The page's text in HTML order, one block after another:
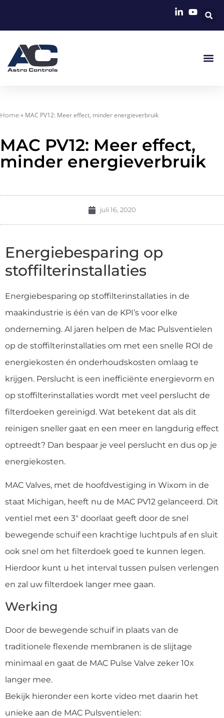
Home » MAC PV12: Meer effect, minder energieverbruik
MAC PV12: Meer effect,
minder energieverbruik
juli 16, 2020
Energiebesparing op
stoffilterinstallaties
Energiebesparing op stoffilterinstallaties in de
maakindustrie is één van de KPI’s voor elke
onderneming. Al jaren helpen de Mac Pulsventielen
op de stoffilterinstallaties om met een snelle ROI de
energiekosten én onderhoudskosten omlaag te
krijgen. Perslucht is een inefficiënte energievorm en
op stoffilterinstallaties wordt met veel perslucht de
filterdoeken gereinigd. Wat betekent dat als dit
reinigen sneller gaat en een meer en langdurig effect
optreedt? Dan bespaar je veel perslucht en dus op je
energiekosten.
MAC Valves, met de hoofdvestiging in Wixom in de
staat Michigan, heeft nu de MAC PV12 gelanceerd. Dit
ventiel met een 3″ doorlaat geeft door de snel
bewegende schuif een krachtige luchtpuls af en sluit
ook snel om het filterdoek goed te kunnen legen.
Hierdoor kunt u het interval tussen pulsen verlengen
en zal uw filterdoek langer mee gaan.
Werking
Door de bewegende schuif in plaats van de
traditionele flexende membranen is de slijtage
minimaal en gaat de MAC Pulse Valve zeker 10x
langer mee.
Bekijk hieronder een korte video met daarin het
unieke aan de MAC Pulsventielen: